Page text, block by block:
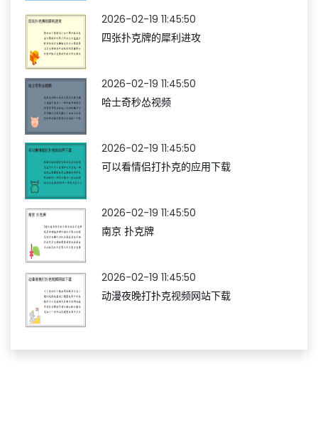
2026-02-19 11:45:50
四张扑克牌的犀利进攻
2026-02-19 11:45:50
哈士奇秒怂视频
2026-02-19 11:45:50
可以看情侣打扑克的应用下载
2026-02-19 11:45:50
南京 扑克牌
2026-02-19 11:45:50
动漫夜晚打扑克视频网站下载